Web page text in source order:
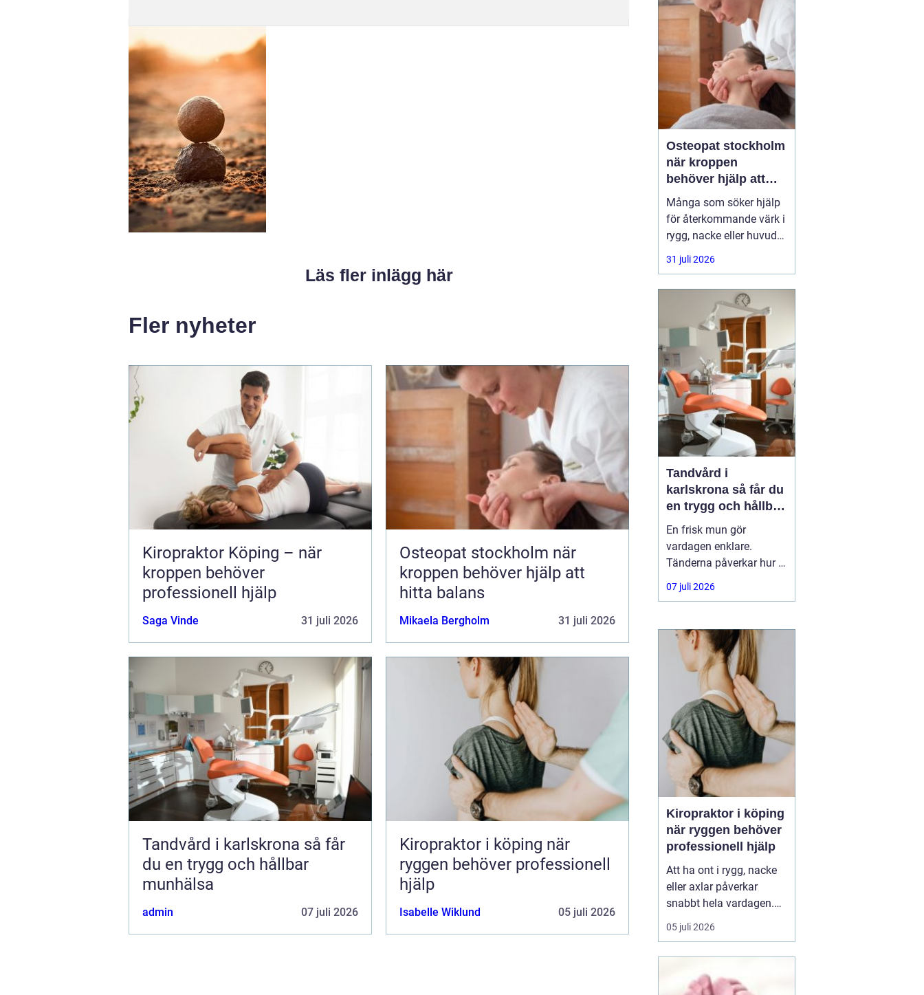
Läs fler inlägg här
Fler nyheter
Kiropraktor Köping – när
kroppen behöver
professionell hjälp
Saga Vinde 31 juli 2026
Osteopat stockholm när
kroppen behöver hjälp att
hitta balans
Mikaela Bergholm 31 juli 2026
Tandvård i karlskrona så får
du en trygg och hållbar
munhälsa
admin 07 juli 2026
Kiropraktor i köping när
ryggen behöver professionell
hjälp
Isabelle Wiklund 05 juli 2026
sysslor. M...
Osteopat stockholm
när kroppen
behöver hjälp att
hitta balans
Många som söker hjälp
för återkommande värk i
rygg, nacke eller huvud
har redan provat både
träning, vila och
besvären släpper. Där
någonstans uppstår ofta
intresset för osteopati.
31 juli 2026
Tandvård i
karlskrona så får du
en trygg och hållbar
munhälsa
En frisk mun gör
vardagen enklare.
Tänderna påverkar hur vi
äter, hur vi pratar och hur
trygga vi känner oss i
människor sökerefter
tandvård Karlskrona
handlar
07 juli 2026
Kiropraktor i köping
när ryggen behöver
professionell hjälp
Att ha ont i rygg, nacke
eller axlar påverkar
snabbt hela vardagen.
Sömn, arbete, träning
och humör hänger ihop
därför en kiropraktor
05 juli 2026